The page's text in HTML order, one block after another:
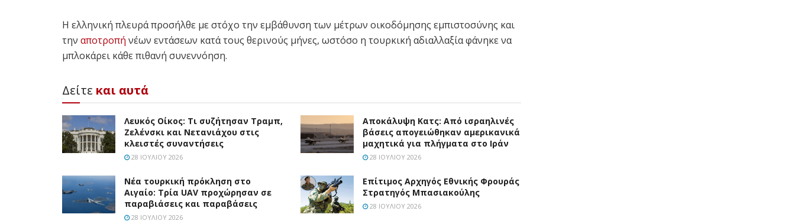
Η ελληνική πλευρά προσήλθε με στόχο την εμβάθυνση των μέτρων οικοδόμησης εμπιστοσύνης και
την αποτροπή νέων εντάσεων κατά τους θερινούς μήνες, ωστόσο η τουρκική αδιαλλαξία φάνηκε να
μπλοκάρει κάθε πιθανή συνεννόηση.
Δείτε και αυτά
Λευκός Οίκος: Τι συζήτησαν Τραμπ,
Ζελένσκι και Νετανιάχου στις
κλειστές συναντήσεις
28 ΙΟΥΛΊΟΥ 2026
Αποκάλυψη Κατς: Από ισραηλινές
βάσεις απογειώθηκαν αμερικανικά
μαχητικά για πλήγματα στο Ιράν
28 ΙΟΥΛΊΟΥ 2026
Νέα τουρκική πρόκληση στο
Αιγαίο: Τρία UAV προχώρησαν σε
παραβιάσεις και παραβάσεις
28 ΙΟΥΛΊΟΥ 2026
Επίτιμος Αρχηγός Εθνικής Φρουράς
Στρατηγός Μπασιακούλης
28 ΙΟΥΛΊΟΥ 2026